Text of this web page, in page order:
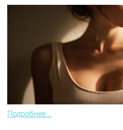
Подробнее...